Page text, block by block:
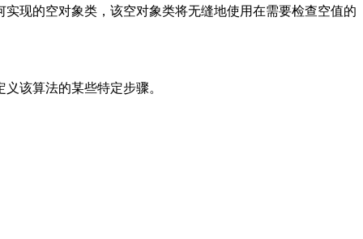
现的空对象类，该空对象类将无缝地使用在需要检查空值的
该算法的某些特定步骤。